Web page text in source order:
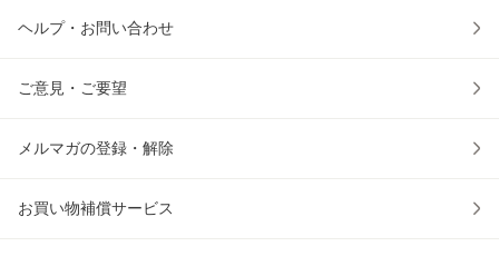
ヘルプ・お問い合わせ
ご意見・ご要望
メルマガの登録・解除
お買い物補償サービス